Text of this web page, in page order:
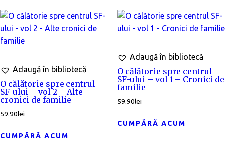
Adaugă în bibliotecă
O călătorie spre centrul
SF-ului – vol 2 – Alte
cronici de familie
59.90lei
CUMPĂRĂ ACUM
Adaugă în bibliotecă
O călătorie spre centrul
SF-ului – vol 1 – Cronici de
familie
59.90lei
CUMPĂRĂ ACUM